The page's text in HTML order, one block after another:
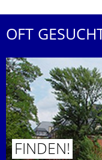
OFT GESUCHT
FINDEN!